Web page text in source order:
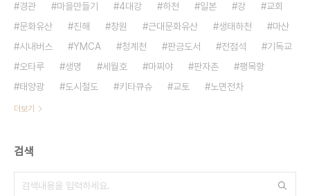
경관 마을만들기 4대강 하천 일본 강
교회
문화유산
진해 창원 근대문화유산 생태하천
마산
시내버스
YMCA 청계천 판금도서 전점석
기독교
오타루
생명 세월호 마찌야 판자촌
팽목항
태양광
도시철도 키타큐슈 교토 노면전차
더보기
검색